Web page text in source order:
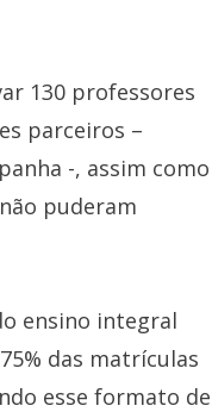
130 professores
parceiros –
-, assim como
puderam
ensino integral
das matrículas
esse formato de